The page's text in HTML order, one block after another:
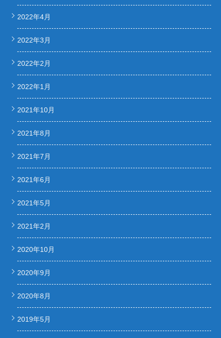
2022年4月
2022年3月
2022年2月
2022年1月
2021年10月
2021年8月
2021年7月
2021年6月
2021年5月
2021年2月
2020年10月
2020年9月
2020年8月
2019年5月